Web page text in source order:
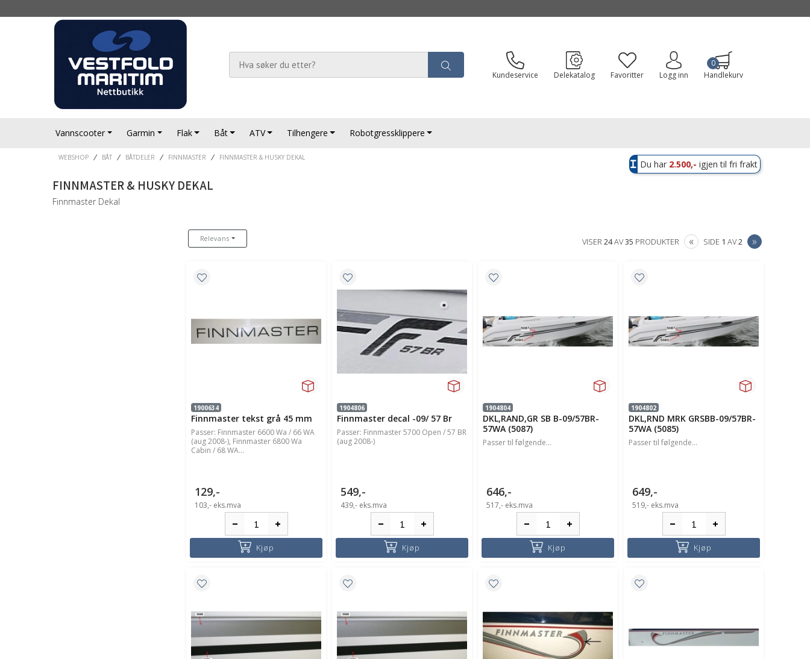
Kundeservice Delekatalog Favoritter Logg inn Handlekurv
0
Vannscooter Garmin Flak Båt ATV Tilhengere Robotgressklippere
WEBSHOP BÅT BÅTDELER FINNMASTER FINNMASTER & HUSKY DEKAL
Du har 2.500,- igjen til fri frakt
FINNMASTER & HUSKY DEKAL
Finnmaster Dekal
Relevans VISER 24AV35 PRODUKTER «PREVIOUS
SIDE 1 AV2 »NEXT
1900634
Finnmaster tekst grå 45 mm
Passer: Finnmaster 6600 Wa / 66 WA
(aug 2008-), Finnmaster 6800 Wa
Cabin / 68 WA...
129,-
103,- eks.mva
Kjøp
1904806
Finnmaster decal -09/ 57 Br
Passer: Finnmaster 5700 Open / 57 BR
(aug 2008-)
549,-
439,- eks.mva
Kjøp
1904804
DKL,RAND,GR SB B-09/57BR-
57WA (5087)
Passer til følgende...
646,-
517,- eks.mva
Kjøp
1904802
DKL,RND MRK GRSBB-09/57BR-
57WA (5085)
Passer til følgende...
649,-
519,- eks.mva
Kjøp